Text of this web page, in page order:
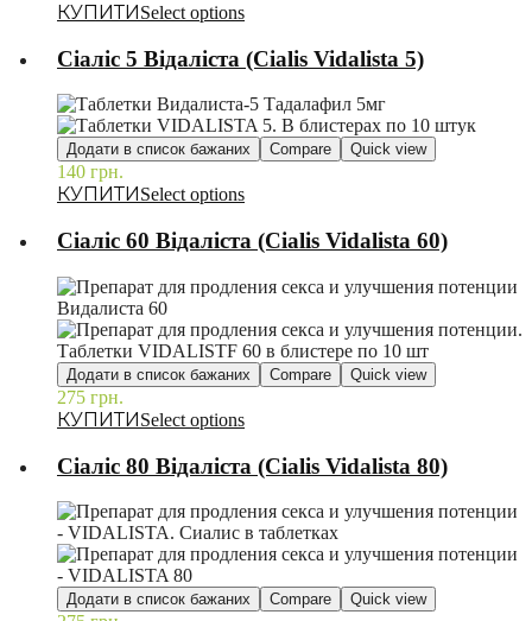
Select options
Сіаліс 5 Відаліста (Cialis Vidalista 5)
Додати в список бажаних Compare Quick view
140 грн.
Select options
Сіаліс 60 Відаліста (Cialis Vidalista 60)
Додати в список бажаних Compare Quick view
275 грн.
Select options
Сіаліс 80 Відаліста (Cialis Vidalista 80)
Додати в список бажаних Compare Quick view